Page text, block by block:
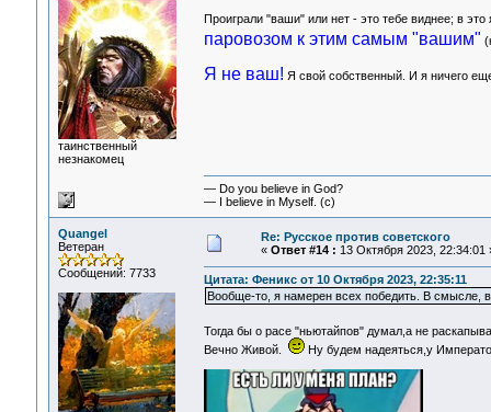
таинственный
незнакомец
Проиграли "ваши" или нет - это тебе виднее; в
паровозом к этим самым "вашим"
Я не ваш! Я свой собственный. И я ничего
— Do you believe in God?
— I believe in Myself. (c)
Quangel
Ветеран
Сообщений: 7733
Re: Русское против советского
« Ответ #14 : 13 Октября 2023, 22:34:01
Цитата: Феникс от 10 Октября 2023, 22:35:11
Вообще-то, я намерен всех победить. В смысле,
Тогда бы о расе "ньютайпов" думал,а не
Вечно Живой.
Ну будем надеяться,у